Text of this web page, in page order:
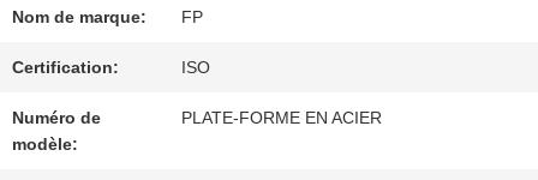
DE
SOUMISSION
Nom de marque: FP
Certification: ISO
Numéro de
modèle:
PLATE-FORME EN ACIER